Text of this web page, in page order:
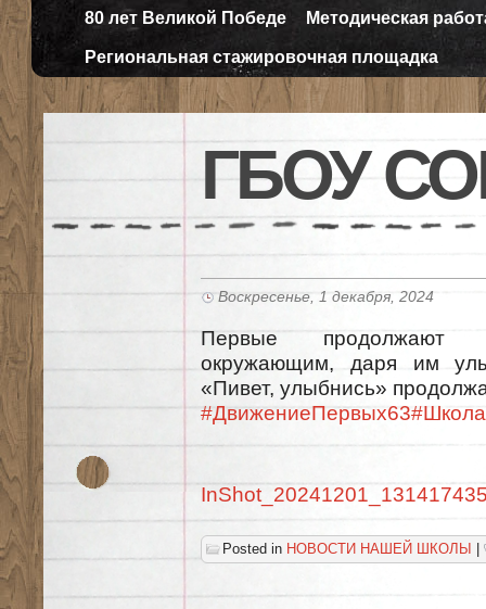
80 лет Великой Победе Методическая
Региональная стажировочная площадка
ГБОУ
Воскресенье, 1 декабря, 2024
Первые продолжают
окружающим, даря им
«Пивет, улыбнись»
#ДвижениеПервых63
Posted in НОВОСТИ НАШЕЙ ШКОЛЫ |